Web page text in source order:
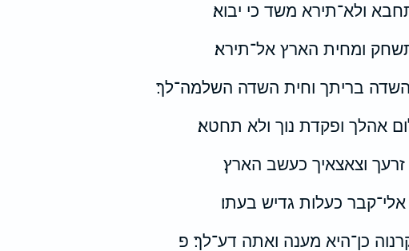
ולא־תירא משד כי יבוא׃
ומחית הארץ אל־תירא׃
השדה בריתך וחית השדה השלמה־לך׃
אהלך ופקדת נוך ולא תחטא׃
זרעך וצאצאיך כעשב הארץ׃
כעלות גדיש בעתו׃
כן־היא מענה ואתה דע־לך׃ פ